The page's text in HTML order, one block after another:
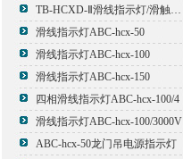
TB-HCXD-Ⅱ滑线指示灯/滑触线指示灯
滑线指示灯ABC-hcx-50
滑线指示灯ABC-hcx-100
滑线指示灯ABC-hcx-150
四相滑线指示灯ABC-hcx-100/4
滑线指示灯ABC-hcx-100/3000V
ABC-hcx-50龙门吊电源指示灯